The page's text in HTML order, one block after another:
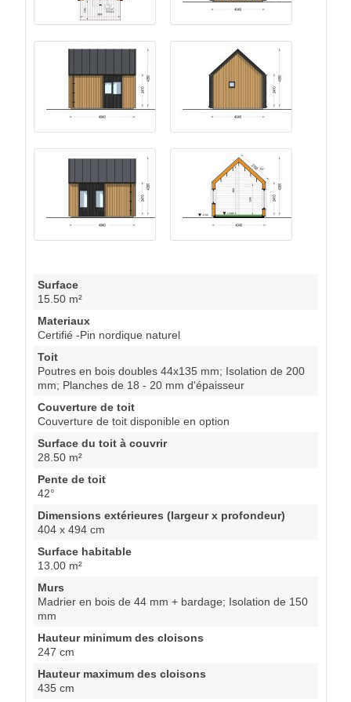
Surface
15.50 m²
Materiaux
Certifié -Pin nordique naturel
Toit
Poutres en bois doubles 44x135 mm; Isolation de 200
mm; Planches de 18 - 20 mm d'épaisseur
Couverture de toit
Couverture de toit disponible en option
Surface du toit à couvrir
28.50 m²
Pente de toit
42°
Dimensions extérieures (largeur x profondeur)
404 x 494 cm
Surface habitable
13.00 m²
Murs
Madrier en bois de 44 mm + bardage; Isolation de 150
mm
Hauteur minimum des cloisons
247 cm
Hauteur maximum des cloisons
435 cm